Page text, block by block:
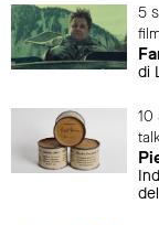
5
di
10
talk